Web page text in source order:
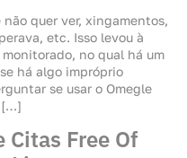
quer ver, xingamentos,
etc. Isso levou à
no qual há um
há algo impróprio
se usar o Omegle
[…]
Citas Free Of